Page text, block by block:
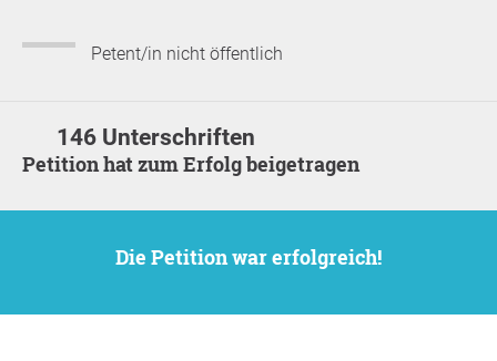
Petent/in nicht öffentlich
146 Unterschriften
Petition hat zum Erfolg beigetragen
Die Petition war erfolgreich!